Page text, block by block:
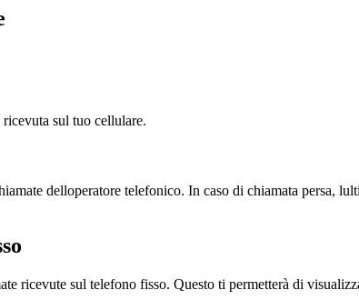
sul tuo cellulare.
delloperatore telefonico. In caso di chiamata persa,
ricevute sul telefono fisso. Questo ti permetterà di